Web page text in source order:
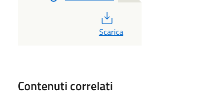
PDF
Scarica
Contenuti correlati